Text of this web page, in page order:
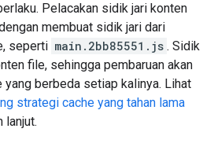
Pelacakan sidik jari konten
membuat sidik jari dari
seperti main.2bb85551.js . Sidik
file, sehingga pembaruan akan
yang berbeda setiap kalinya. Lihat
strategi cache yang tahan lama
lanjut.